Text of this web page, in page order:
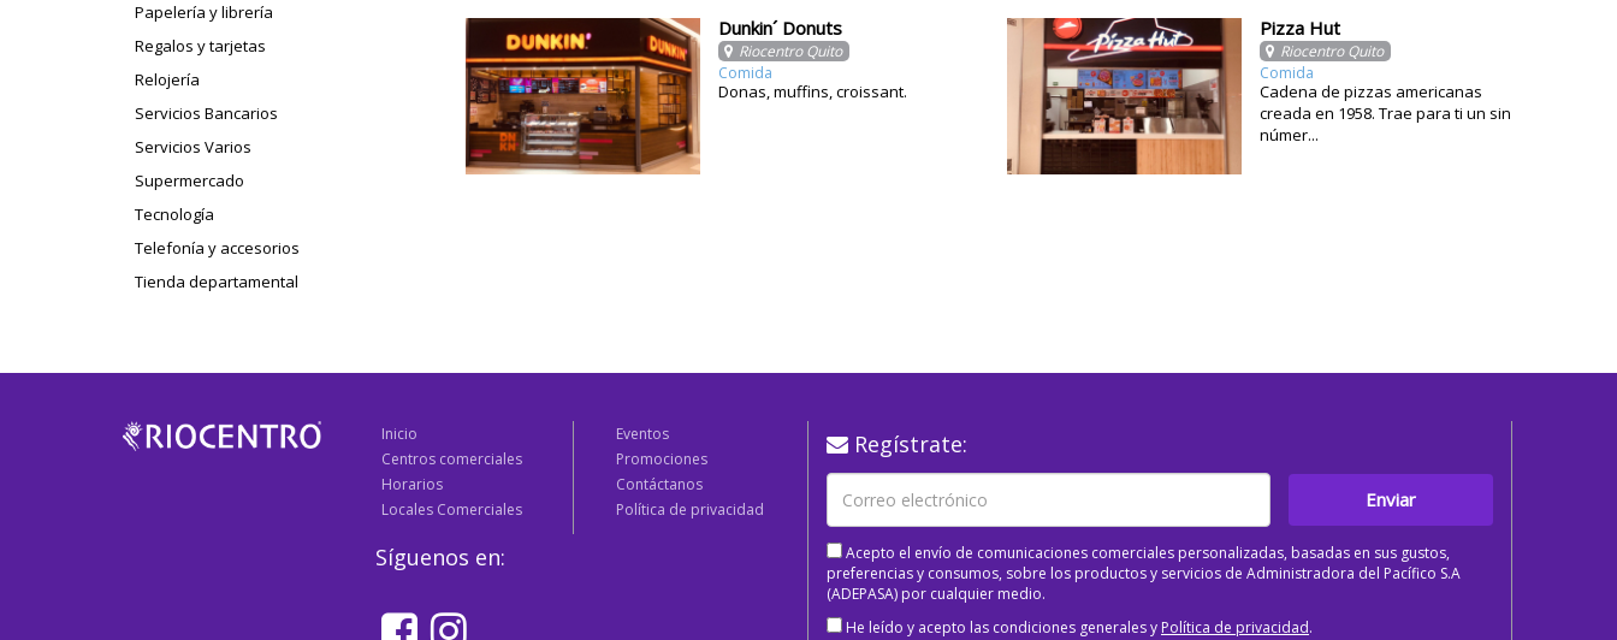
Papelería y librería
Regalos y tarjetas
Relojería
Servicios Bancarios
Servicios Varios
Supermercado
Tecnología
Telefonía y accesorios
Tienda departamental
Dunkin´ Donuts
Riocentro Quito
Comida
Donas, muffins, croissant.
Pizza Hut
Riocentro Quito
Comida
Cadena de pizzas americanas
creada en 1958. Trae para ti un sin
númer...
Inicio
Centros comerciales
Horarios
Locales Comerciales
Eventos
Promociones
Contáctanos
Política de privacidad
Síguenos en:
Regístrate:
Enviar
Acepto el envío de comunicaciones comerciales personalizadas, basadas en sus gustos,
preferencias y consumos, sobre los productos y servicios de Administradora del Pacífico S.A
(ADEPASA) por cualquier medio.
He leído y acepto las condiciones generales y Política de privacidad.